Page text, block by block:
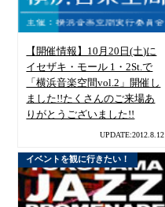
【開催情報】10月20日(土)に
イセザキ・モール 1・2St.で
「横浜音楽空間vol.2」開催し
ました!!たくさんのご来場あ
りがとうございました!!
UPDATE:2012.8.12
イベントを観に行きたい！